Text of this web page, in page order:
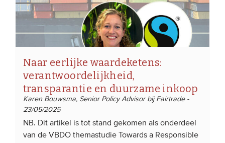
Naar eerlijke waardeketens:
verantwoordelijkheid,
transparantie en duurzame inkoop
Karen Bouwsma, Senior Policy Advisor bij Fairtrade -
23/05/2025
NB. Dit artikel is tot stand gekomen als onderdeel
van de VBDO themastudie Towards a Responsible